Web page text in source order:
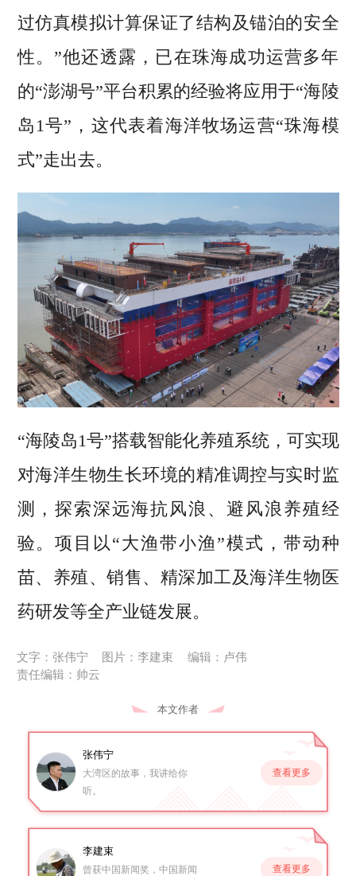
过仿真模拟计算保证了结构及锚泊的安全
性。”他还透露，已在珠海成功运营多年
的“澎湖号”平台积累的经验将应用于“海陵
岛1号”，这代表着海洋牧场运营“珠海模
式”走出去。
“海陵岛1号”搭载智能化养殖系统，可实现
对海洋生物生长环境的精准调控与实时监
测，探索深远海抗风浪、避风浪养殖经
验。项目以“大渔带小渔”模式，带动种
苗、养殖、销售、精深加工及海洋生物医
药研发等全产业链发展。
文字：张伟宁 图片：李建束
编辑：卢伟
责任编辑：帅云
本文作者
张伟宁
大湾区的故事，我讲给你
听。
查看更多
李建束
曾获中国新闻奖，中国新闻
查看更多